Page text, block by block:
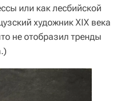
или как лесбийской
художник XIX века
не отобразил тренды